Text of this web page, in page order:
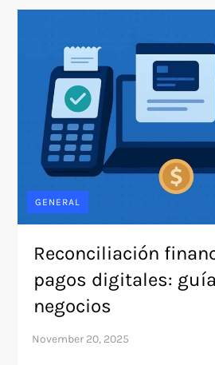
GENERAL
Reconciliación
pagos digitales:
negocios